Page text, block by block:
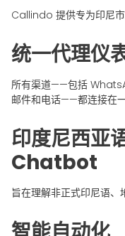
Callindo 提供专为印尼市
统一代理仪
所有渠道——包括
邮件和电话——都连接在
印度尼西亚
Chatbot
旨在理解非正式印尼语、